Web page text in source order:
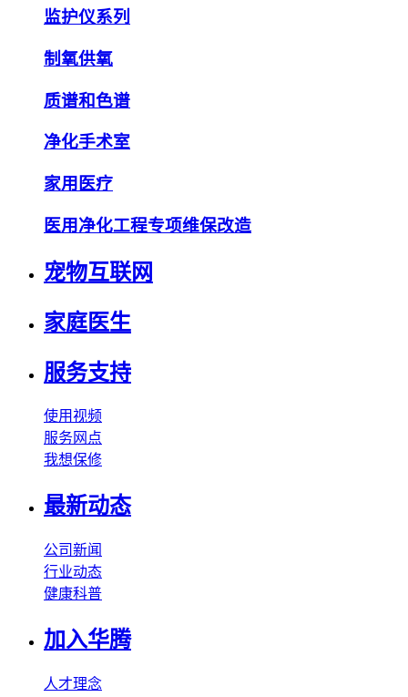
监护仪系列
制氧供氧
质谱和色谱
净化手术室
家用医疗
医用净化工程专项维保改造
宠物互联网
家庭医生
服务支持
使用视频
服务网点
我想保修
最新动态
公司新闻
行业动态
健康科普
加入华腾
人才理念